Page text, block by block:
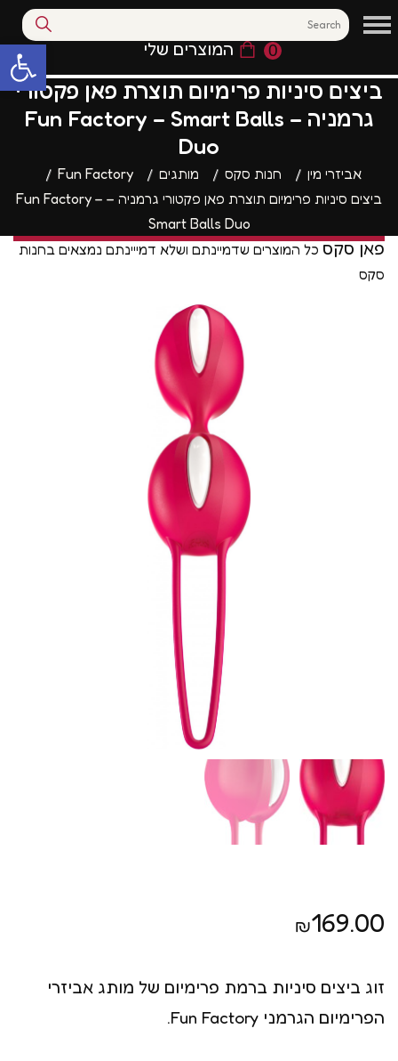
פתח סרגל 0 המוצרים שלי
ביצים סיניות פרימיום תוצרת פאן פקטורי
גרמניה – Fun Factory – Smart Balls
Duo
אביזרי מין חנות סקס מותגים
Fun Factory
ביצים סיניות פרימיום תוצרת פאן פקטורי גרמניה – Fun Factory –
Smart Balls Duo
פאן סקס כל המוצרים שדמיינתם ושלא דמייינתם נמצאים בחנות
סקס
₪169.00
זוג ביצים סיניות ברמת פרימיום של מותג אביזרי
הפרימיום הגרמני Fun Factory.